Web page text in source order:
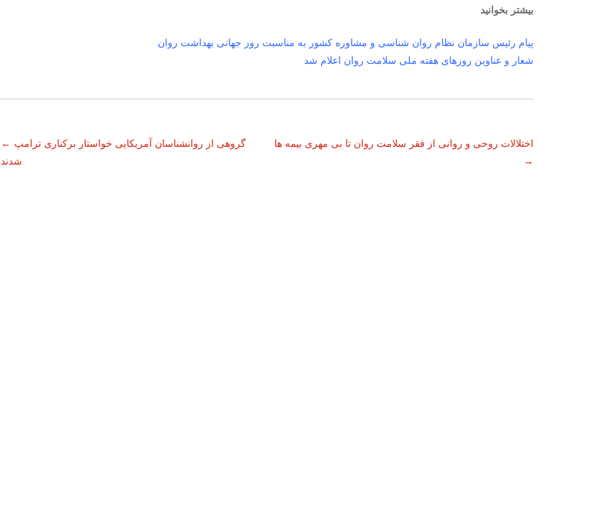
بیشتر بخوانید
پیام رئیس سازمان نظام روان شناسی و مشاوره کشور به مناسبت روز جهانی بهداشت روان
شعار و عناوین روزهای هفته ملی سلامت روان اعلام شد
ناوبری
← گروهی از روانشناسان آمریکایی خواستار برکناری ترامپ
شدند
اختلالات روحی و روانی از فقر سلامت روان تا بی مهری بیمه ها
→